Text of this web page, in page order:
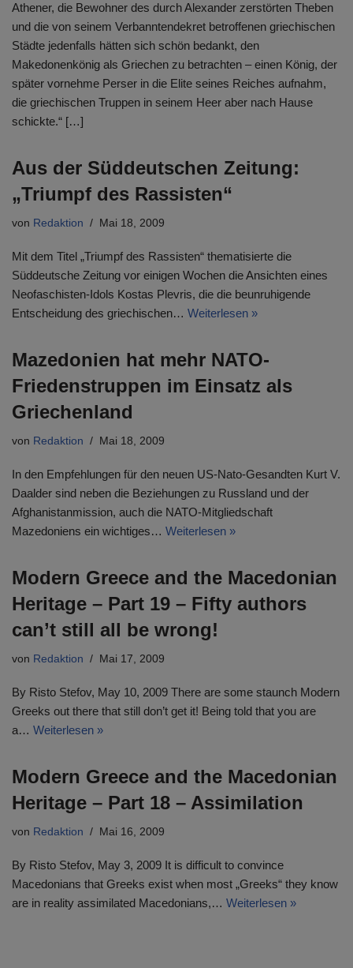
Athener, die Bewohner des durch Alexander zerstörten Theben
und die von seinem Verbanntendekret betroffenen griechischen
Städte jedenfalls hätten sich schön bedankt, den
Makedonenkönig als Griechen zu betrachten – einen König, der
später vornehme Perser in die Elite seines Reiches aufnahm,
die griechischen Truppen in seinem Heer aber nach Hause
schickte.“ […]
Aus der Süddeutschen Zeitung:
„Triumpf des Rassisten“
von Redaktion Mai 18, 2009
Mit dem Titel „Triumpf des Rassisten“ thematisierte die
Süddeutsche Zeitung vor einigen Wochen die Ansichten eines
Neofaschisten-Idols Kostas Plevris, die die beunruhigende
Entscheidung des griechischen… Weiterlesen »
Mazedonien hat mehr NATO-
Friedenstruppen im Einsatz als
Griechenland
von Redaktion Mai 18, 2009
In den Empfehlungen für den neuen US-Nato-Gesandten Kurt V.
Daalder sind neben die Beziehungen zu Russland und der
Afghanistanmission, auch die NATO-Mitgliedschaft
Mazedoniens ein wichtiges… Weiterlesen »
Modern Greece and the Macedonian
Heritage – Part 19 – Fifty authors
can’t still all be wrong!
von Redaktion Mai 17, 2009
By Risto Stefov, May 10, 2009 There are some staunch Modern
Greeks out there that still don’t get it! Being told that you are
a… Weiterlesen »
Modern Greece and the Macedonian
Heritage – Part 18 – Assimilation
von Redaktion Mai 16, 2009
By Risto Stefov, May 3, 2009 It is difficult to convince
Macedonians that Greeks exist when most „Greeks“ they know
are in reality assimilated Macedonians,… Weiterlesen »